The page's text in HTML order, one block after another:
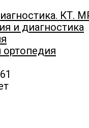
КТ.
и диагностика
ортопедия